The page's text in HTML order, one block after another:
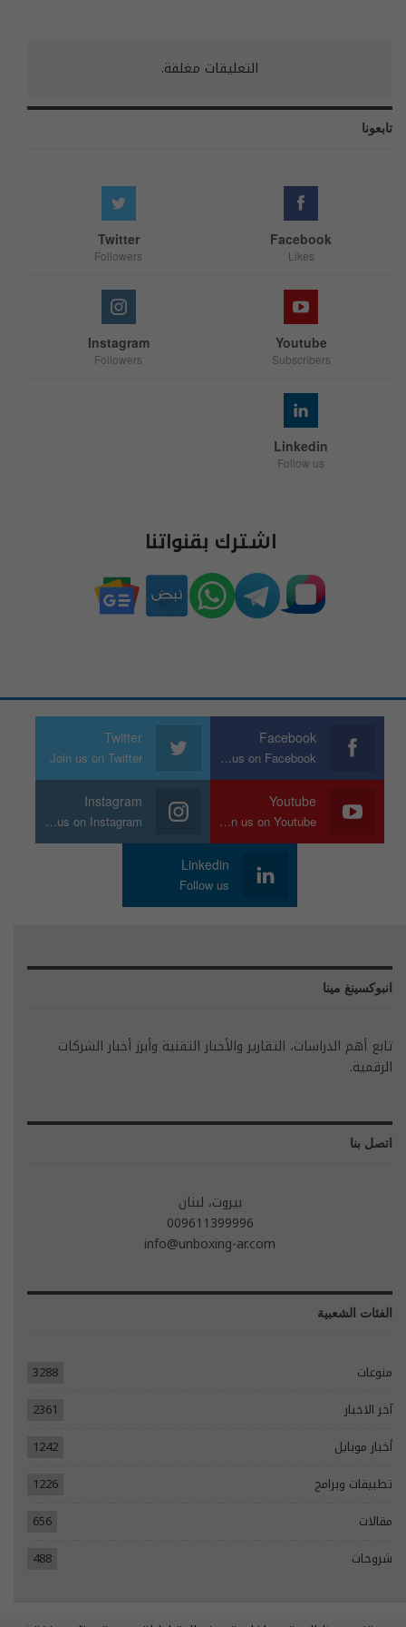
التعليقات مغلقة.
تابعونا
Facebook
Likes
Twitter
Followers
Youtube
Subscribers
Instagram
Followers
Linkedin
Follow us
اشترك بقنواتنا
Facebook
Join us on Facebook
Twitter
Join us on Twitter
Youtube
Join us on Youtube
Instagram
Join us on Instagram
Linkedin
Follow us
انبوكسينغ مينا
تابع أهم الدراسات، التقارير والأخبار التقنية وأبرز أخبار الشركات
الرقمية.
اتصل بنا
بيروت، لبنان
009611399996
info@unboxing-ar.com
الفئات الشعبية
منوعات
3288
آخر الاخبار
2361
أخبار موبايل
1242
تطبيقات وبرامج
1226
مقالات
656
شروحات
488